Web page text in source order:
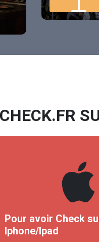
CHECK.FR
Pour avoir Check
Iphone/Ipad